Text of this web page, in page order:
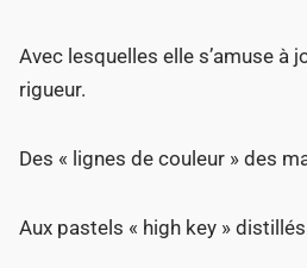
Avec lesquelles elle s’amuse à
rigueur.
Des « lignes de couleur » des
Aux pastels « high key »